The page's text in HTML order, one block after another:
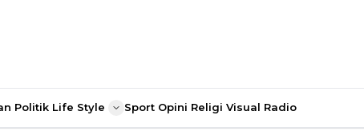
Politik Life Style Sport Opini Religi Visual Radio